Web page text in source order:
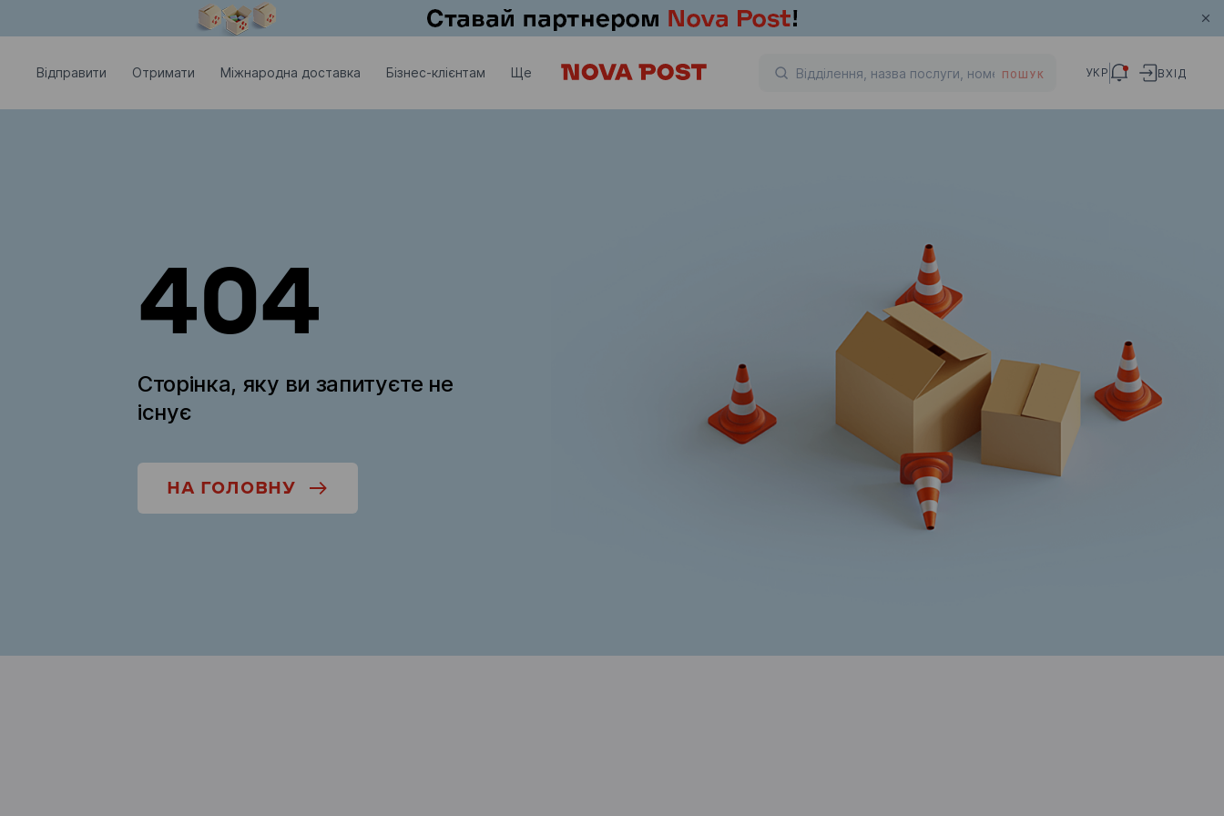
Відправити Отримати Міжнародна доставка Бізнес-клієнтам Ще ПОШУК УКР ВХІД
404
Сторінка, яку ви запитуєте не
існує
НА ГОЛОВНУ